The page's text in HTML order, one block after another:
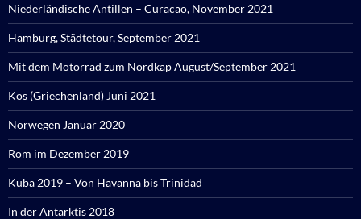
Niederländische Antillen – Curacao, November 2021
Hamburg, Städtetour, September 2021
Mit dem Motorrad zum Nordkap August/September 2021
Kos (Griechenland) Juni 2021
Norwegen Januar 2020
Rom im Dezember 2019
Kuba 2019 – Von Havanna bis Trinidad
In der Antarktis 2018